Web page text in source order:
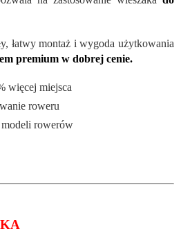
łatwy montaż i wygoda użytkowania
premium w dobrej cenie.
więcej miejsca
roweru
modeli rowerów